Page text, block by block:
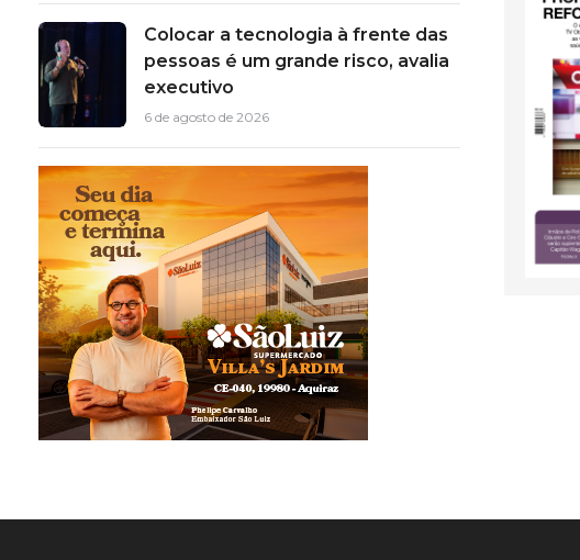
Colocar a tecnologia à frente das
pessoas é um grande risco, avalia
executivo
6 de agosto de 2026